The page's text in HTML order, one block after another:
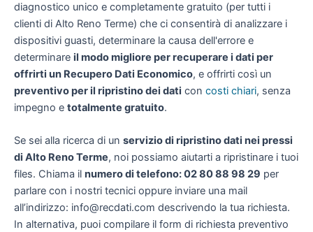
diagnostico unico e completamente gratuito (per tutti i
clienti di Alto Reno Terme) che ci consentirà di analizzare i
dispositivi guasti, determinare la causa dell'errore e
determinare il modo migliore per recuperare i dati per
offrirti un Recupero Dati Economico, e offrirti così un
preventivo per il ripristino dei dati con costi chiari, senza
impegno e totalmente gratuito.
Se sei alla ricerca di un servizio di ripristino dati nei pressi
di Alto Reno Terme, noi possiamo aiutarti a ripristinare i tuoi
files. Chiama il numero di telefono: 02 80 88 98 29 per
parlare con i nostri tecnici oppure inviare una mail
all’indirizzo: info@recdati.com descrivendo la tua richiesta.
In alternativa, puoi compilare il form di richiesta preventivo